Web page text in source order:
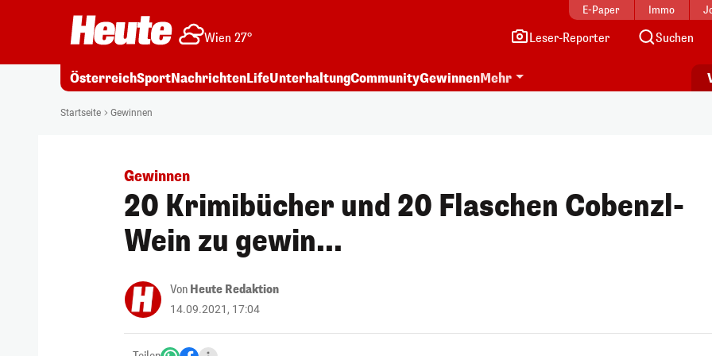
E-Paper Immo
Wien 27° Leser-Reporter Suchen
ÖsterreichSportNachrichtenLifeUnterhaltungCommunityGewinnenMehr
Startseite Gewinnen
Gewinnen
20 Krimibücher und 20 Flaschen Cobenzl-
Wein zu gewin...
Von Heute Redaktion
14.09.2021, 17:04